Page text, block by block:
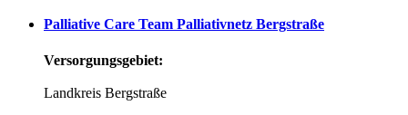
Palliative Care Team Palliativnetz Bergstraße
Versorgungsgebiet:
Landkreis Bergstraße